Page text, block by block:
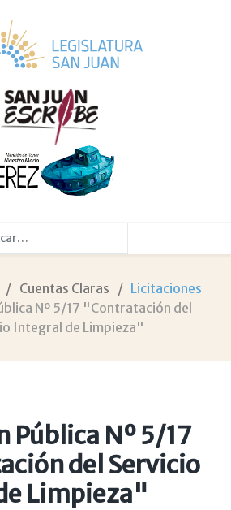
Cuentas Claras
Licitaciones
Nº 5/17 "Contratación del
Integral de Limpieza"
Pública Nº 5/17
del Servicio
Limpieza"